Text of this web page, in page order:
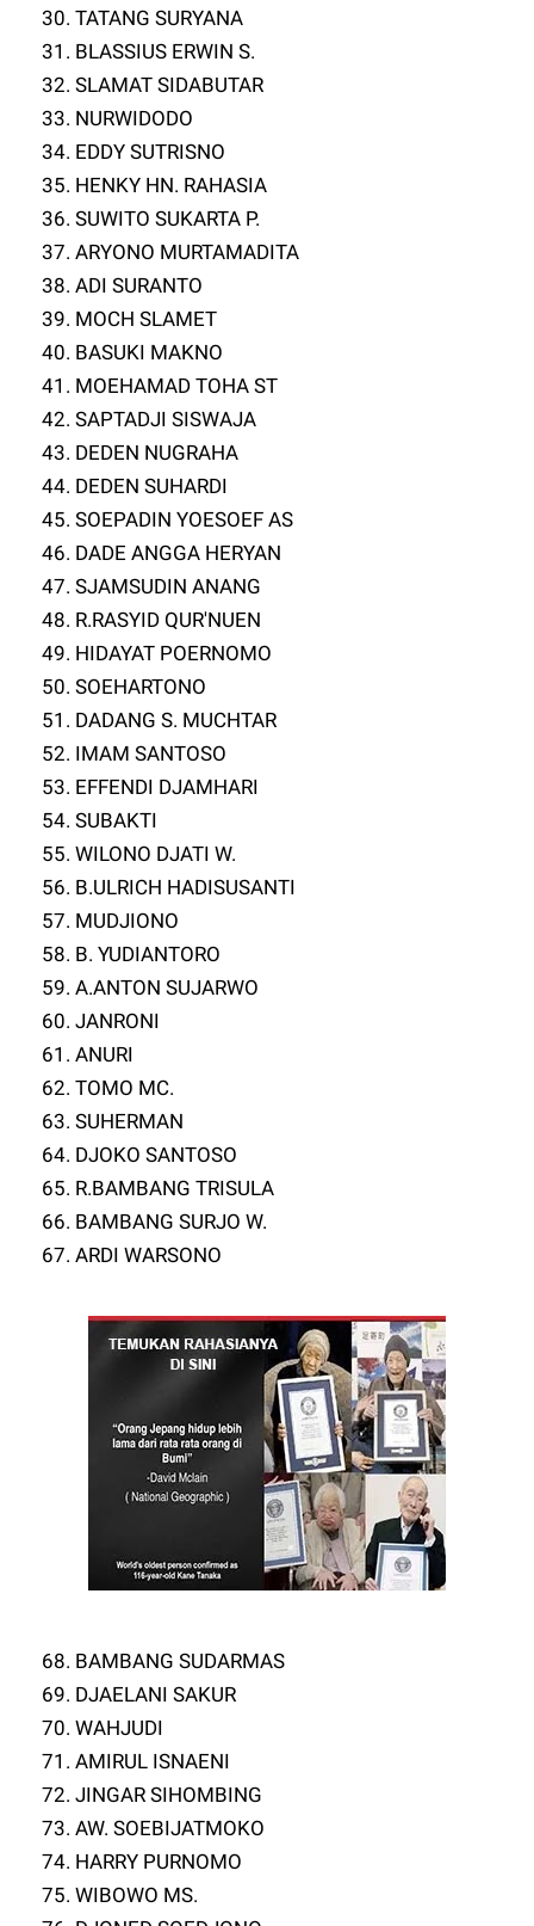
30. TATANG SURYANA
31. BLASSIUS ERWIN S.
32. SLAMAT SIDABUTAR
33. NURWIDODO
34. EDDY SUTRISNO
35. HENKY HN. RAHASIA
36. SUWITO SUKARTA P.
37. ARYONO MURTAMADITA
38. ADI SURANTO
39. MOCH SLAMET
40. BASUKI MAKNO
41. MOEHAMAD TOHA ST
42. SAPTADJI SISWAJA
43. DEDEN NUGRAHA
44. DEDEN SUHARDI
45. SOEPADIN YOESOEF AS
46. DADE ANGGA HERYAN
47. SJAMSUDIN ANANG
48. R.RASYID QUR'NUEN
49. HIDAYAT POERNOMO
50. SOEHARTONO
51. DADANG S. MUCHTAR
52. IMAM SANTOSO
53. EFFENDI DJAMHARI
54. SUBAKTI
55. WILONO DJATI W.
56. B.ULRICH HADISUSANTI
57. MUDJIONO
58. B. YUDIANTORO
59. A.ANTON SUJARWO
60. JANRONI
61. ANURI
62. TOMO MC.
63. SUHERMAN
64. DJOKO SANTOSO
65. R.BAMBANG TRISULA
66. BAMBANG SURJO W.
67. ARDI WARSONO
68. BAMBANG SUDARMAS
69. DJAELANI SAKUR
70. WAHJUDI
71. AMIRUL ISNAENI
72. JINGAR SIHOMBING
73. AW. SOEBIJATMOKO
74. HARRY PURNOMO
75. WIBOWO MS.